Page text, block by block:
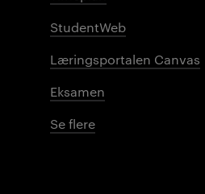
StudentWeb
Læringsportalen Canvas
Eksamen
Se flere